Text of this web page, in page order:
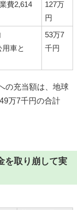
費2,614
127万
円
車と
53万7
千円
の充当額は、地球
万7千円の合計
を取り崩して実